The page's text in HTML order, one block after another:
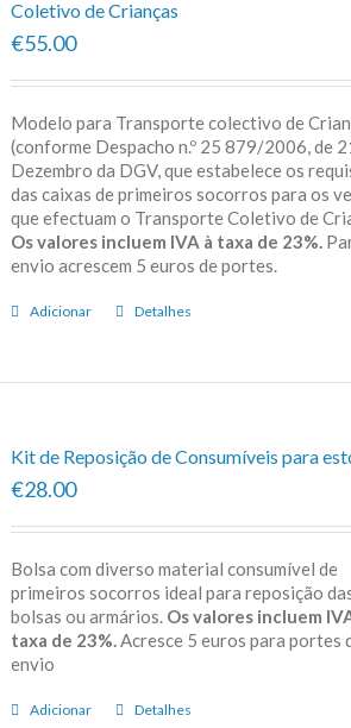
Coletivo de Crianças
€55.00
Modelo para Transporte colectivo de
(conforme Despacho n.º 25 879/2006, de
Dezembro da DGV, que estabelece os
das caixas de primeiros socorros para os
que efectuam o Transporte Coletivo de
Os valores incluem IVA à taxa de 23%.
envio acrescem 5 euros de portes.
Adicionar Detalhes
Kit de Reposição de Consumíveis para
€28.00
Bolsa com diverso material consumível de
primeiros socorros ideal para reposição
bolsas ou armários. Os valores incluem
taxa de 23%. Acresce 5 euros para portes
envio
Adicionar Detalhes